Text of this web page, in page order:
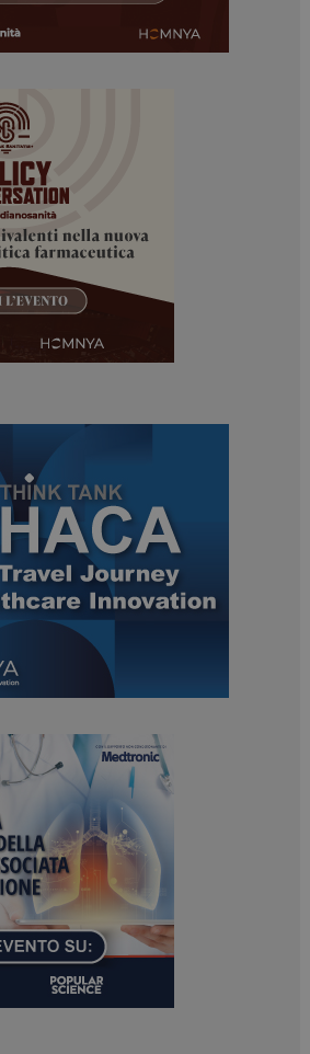
contribuiscono a rendere fruibile il
funzionalità di base quali la
pagine e l'accesso alle aree
Il sito web non è in grado di
senza questi cookie.
Google LLC
.dailyhealthindustry.it
Microsoft Corporation
.www.dailyhealthindustry.it